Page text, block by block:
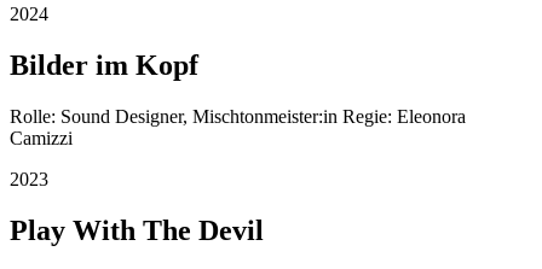
2024
Bilder im Kopf
Rolle: Sound Designer, Mischtonmeister:in Regie: Eleonora
Camizzi
2023
Play With The Devil